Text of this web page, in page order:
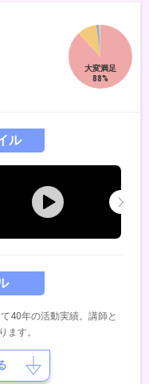
40年の活動実績。講師と
ます。
ル